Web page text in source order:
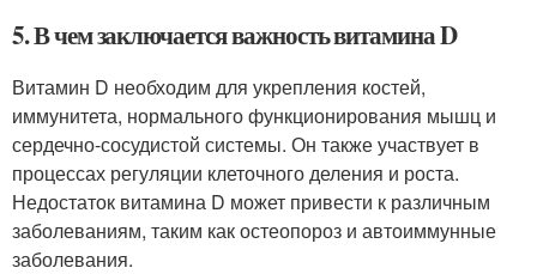
5. В чем заключается важность витамина D
Витамин D необходим для укрепления костей,
иммунитета, нормального функционирования мышц и
сердечно-сосудистой системы. Он также участвует в
процессах регуляции клеточного деления и роста.
Недостаток витамина D может привести к различным
заболеваниям, таким как остеопороз и автоиммунные
заболевания.